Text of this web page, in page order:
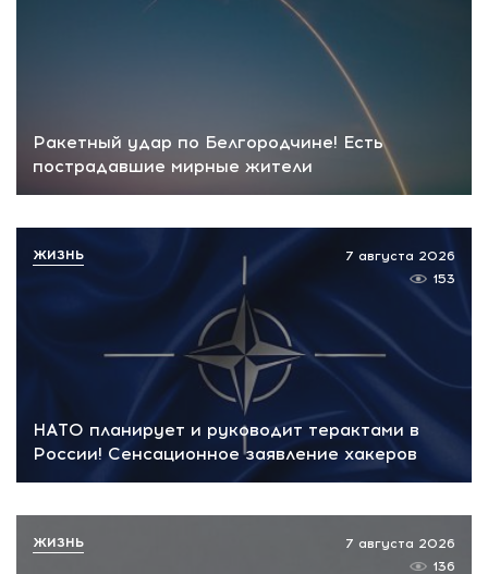
Ракетный удар по Белгородчине! Есть
пострадавшие мирные жители
НАТО планирует и руководит терактами в
России! Сенсационное заявление хакеров
7 августа 2026
153
ЖИЗНЬ
7 августа 2026
136
ЖИЗНЬ